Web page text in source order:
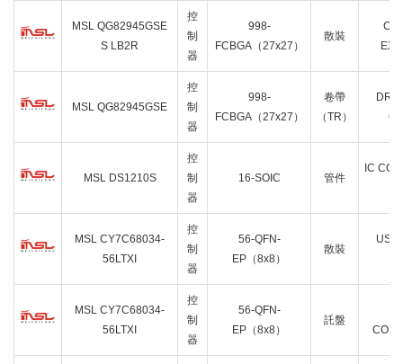
MSL QG82945GSE
S LB2R
控
制
器
998-
FCBGA（27x27）
散裝
MSL QG82945GSE
控
制
器
998-
FCBGA（27x27）
卷帶
（TR）
MSL DS1210S
控
制
器
16-SOIC 管件
IC
MSL CY7C68034-
56LTXI
控
制
器
56-QFN-
EP（8x8）
散裝
USB
MSL CY7C68034-
56LTXI
控
制
器
56-QFN-
EP（8x8）
託盤